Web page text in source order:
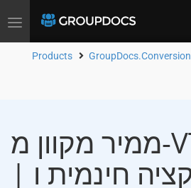
Toggle
Products GroupDocs.Conversion
ממיר מקוון מ-VTX ל-JPG
| אפליקציה חינמית ו-